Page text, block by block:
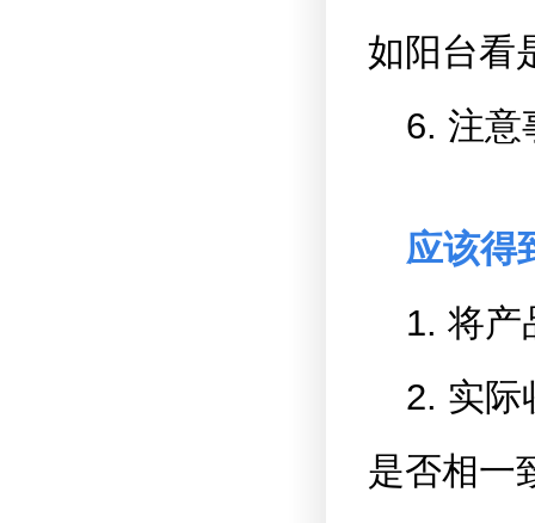
如阳台看
6. 注意
应该得
1. 将产
2. 实际
是否相一